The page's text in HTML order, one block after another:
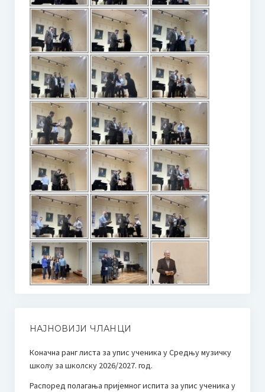
НАЈНОВИЈИ ЧЛАНЦИ
Коначна ранг листа за упис ученика у Средњу музичку
школу за школску 2026/2027. год.
Распоред полагања пријемног испита за упис ученика у